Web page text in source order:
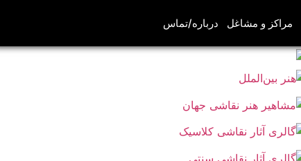
مراکز و مشاغل درباره/تماس